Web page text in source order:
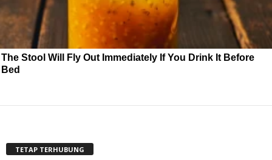
The Stool Will Fly Out Immediately If You Drink It Before
Bed
TETAP TERHUBUNG